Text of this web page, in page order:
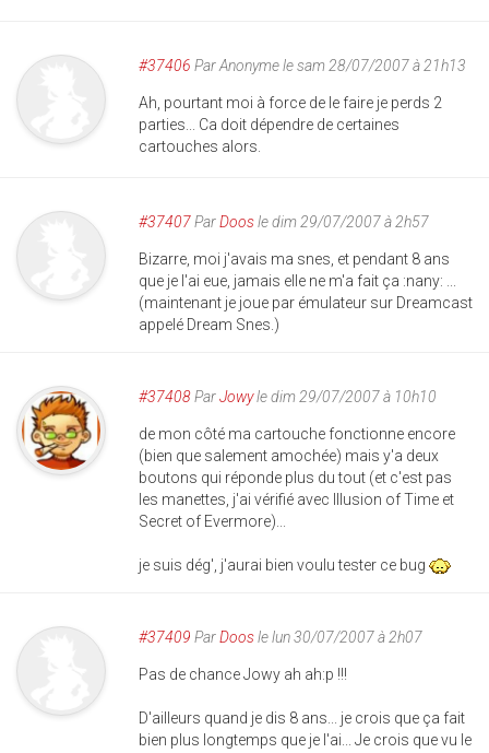
#37406 ParAnonymele sam 28/07/2007 à 21h13
Ah, pourtant moi à force de le faire je perds 2
parties... Ca doit dépendre de certaines
cartouches alors.
#37407ParDoosle dim 29/07/2007 à 2h57
Bizarre, moi j'avais ma snes, et pendant 8 ans
que je l'ai eue, jamais elle ne m'a fait ça :nany: ...
(maintenant je joue par émulateur sur Dreamcast
appelé Dream Snes.)
#37408ParJowyle dim 29/07/2007 à 10h10
de mon côté ma cartouche fonctionne encore
(bien que salement amochée) mais y'a deux
boutons qui réponde plus du tout (et c'est pas
les manettes, j'ai vérifié avec Illusion of Time et
Secret of Evermore)...
je suis dég', j'aurai bien voulu tester ce bug
#37409 ParDoosle lun 30/07/2007 à 2h07
Pas de chance Jowy ah ah:p !!!
D'ailleurs quand je dis 8 ans... je crois que ça fait
bien plus longtemps que je l'ai... Je crois que vu le